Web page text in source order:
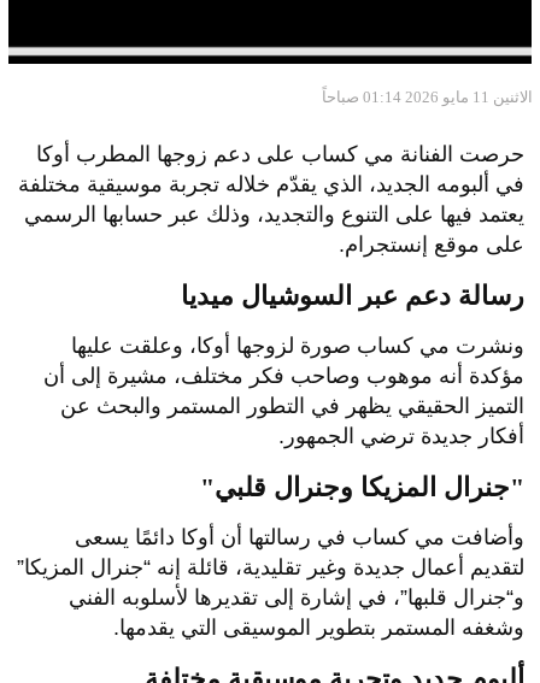
الاثنين 11 مايو 2026 01:14 صباحاً
حرصت الفنانة مي كساب على دعم زوجها المطرب أوكا
في ألبومه الجديد، الذي يقدّم خلاله تجربة موسيقية مختلفة
يعتمد فيها على التنوع والتجديد، وذلك عبر حسابها الرسمي
على موقع إنستجرام.
رسالة دعم عبر السوشيال ميديا
ونشرت مي كساب صورة لزوجها أوكا، وعلقت عليها
مؤكدة أنه موهوب وصاحب فكر مختلف، مشيرة إلى أن
التميز الحقيقي يظهر في التطور المستمر والبحث عن
أفكار جديدة ترضي الجمهور.
"جنرال المزيكا وجنرال قلبي"
وأضافت مي كساب في رسالتها أن أوكا دائمًا يسعى
لتقديم أعمال جديدة وغير تقليدية، قائلة إنه “جنرال المزيكا”
و“جنرال قلبها”، في إشارة إلى تقديرها لأسلوبه الفني
وشغفه المستمر بتطوير الموسيقى التي يقدمها.